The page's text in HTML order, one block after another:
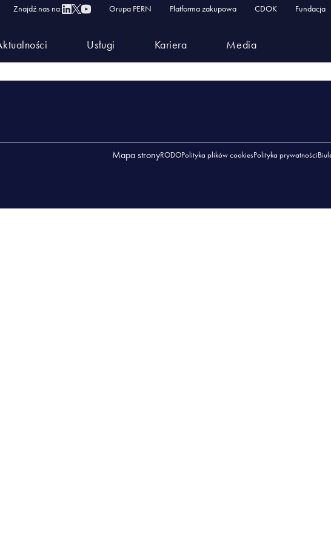
Znajdź nas na: Grupa PERN Platforma zakupowa CDOK Fundacja
Usługi Kariera Media
Mapa stronyRODOPolityka plików cookiesPolityka prywatności